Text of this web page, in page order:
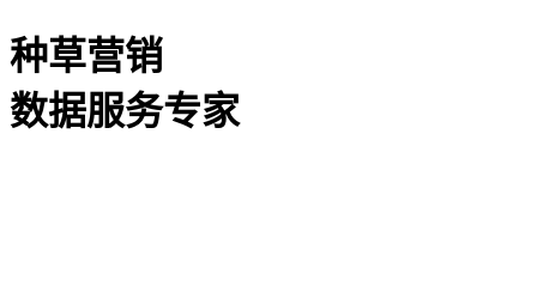
种草营销
数据服务专家